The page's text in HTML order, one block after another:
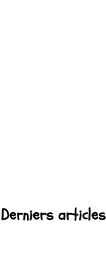
Derniers articles